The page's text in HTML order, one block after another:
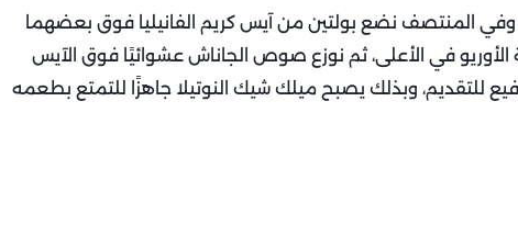
وفي المنتصف نضع بولتين من آيس كريم الفانيليا فوق بعضهما
الأوريو في الأعلى، ثم نوزع صوص الجاناش عشوائيًا فوق الآيس
للتقديم، وبذلك يصبح ميلك شيك النوتيلا جاهزًا للتمتع بطعمه